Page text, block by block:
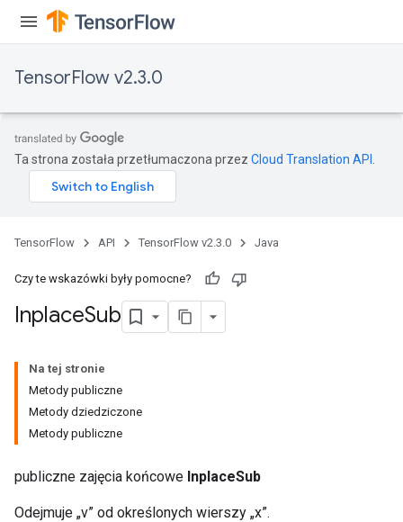
TensorFlow v2.3.0
Ta strona została przetłumaczona przez Cloud Translation API
TensorFlow API TensorFlow v2.3.0 Java
Czy te wskazówki były pomocne?
InplaceSub
Na tej stronie
Metody publiczne
Metody dziedziczone
Metody publiczne
publiczne zajęcia końcowe InplaceSub
Odejmuje „v” od określonych wierszy „x”.